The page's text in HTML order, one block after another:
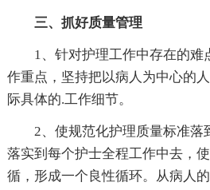
三、抓好质量管理
1、针对护理工作中存在的难
作重点，坚持把以病人为中心的
际具体的.工作细节。
2、使规范化护理质量标准落
落实到每个护士全程工作中去，
循，形成一个良性循环。从病人